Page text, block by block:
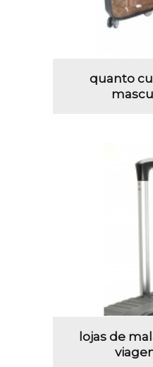
quanto
lojas de